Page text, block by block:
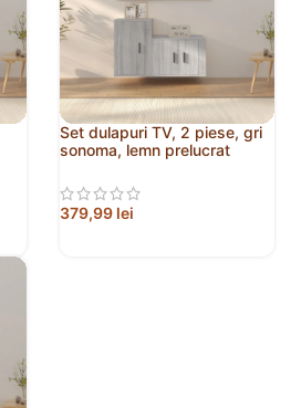
Set dulapuri TV, 2 piese, gri
sonoma, lemn prelucrat
379,99 lei